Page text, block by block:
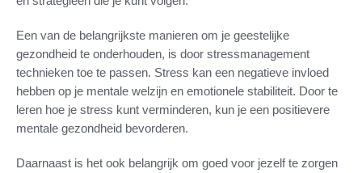
Een van de belangrijkste manieren om je geestelijke
gezondheid te onderhouden, is door stressmanagement
technieken toe te passen. Stress kan een negatieve invloed
hebben op je mentale welzijn en emotionele stabiliteit. Door te
leren hoe je stress kunt verminderen, kun je een positievere
mentale gezondheid bevorderen.
Daarnaast is het ook belangrijk om goed voor jezelf te zorgen